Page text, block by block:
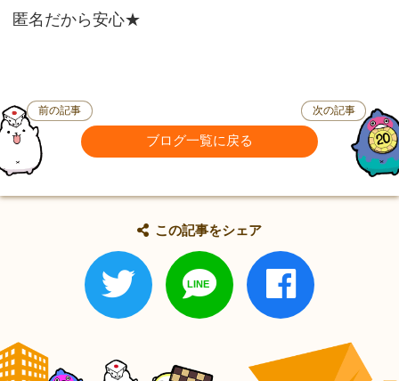
匿名だから安心★
前の記事
ブログ一覧に戻る
次の記事
この記事をシェア